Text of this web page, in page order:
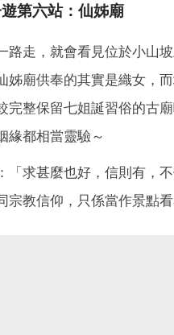
第六站：仙姊廟
路走，就會看見位於小山
姊廟供奉的其實是織女，
完整保留七姐誕習俗的古
緣都相當靈驗～
「求甚麼也好，信則有，
宗教信仰，只係當作景點看